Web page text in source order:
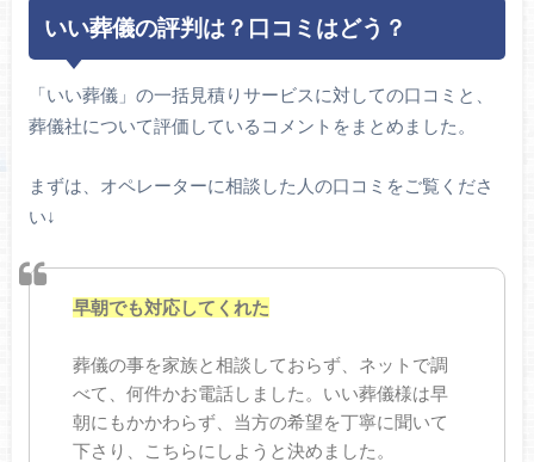
いい葬儀の評判は？口コミはどう？
「いい葬儀」の一括見積りサービスに対しての口コミと、
葬儀社について評価しているコメントをまとめました。
まずは、オペレーターに相談した人の口コミをご覧くださ
い↓
早朝でも対応してくれた
葬儀の事を家族と相談しておらず、ネットで調
べて、何件かお電話しました。いい葬儀様は早
朝にもかかわらず、当方の希望を丁寧に聞いて
下さり、こちらにしようと決めました。